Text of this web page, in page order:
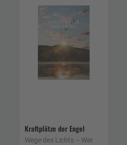
Kraftplätze der Engel
Wege des Lichts – Wer